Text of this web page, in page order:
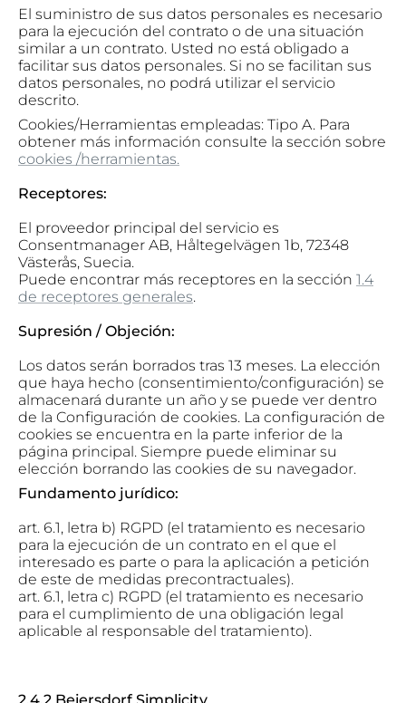
El suministro de sus datos personales es necesario
para la ejecución del contrato o de una situación
similar a un contrato. Usted no está obligado a
facilitar sus datos personales. Si no se facilitan sus
datos personales, no podrá utilizar el servicio
descrito.
Cookies/Herramientas empleadas: Tipo A. Para
obtener más información consulte la sección sobre
cookies /herramientas.
Receptores:
El proveedor principal del servicio es
Consentmanager AB, Håltegelvägen 1b, 72348
Västerås, Suecia.
Puede encontrar más receptores en la sección 1.4
de receptores generales.
Supresión / Objeción:
Los datos serán borrados tras 13 meses. La elección
que haya hecho (consentimiento/configuración) se
almacenará durante un año y se puede ver dentro
de la Configuración de cookies. La configuración de
cookies se encuentra en la parte inferior de la
página principal. Siempre puede eliminar su
elección borrando las cookies de su navegador.
Fundamento jurídico:
art. 6.1, letra b) RGPD (el tratamiento es necesario
para la ejecución de un contrato en el que el
interesado es parte o para la aplicación a petición
de este de medidas precontractuales).
art. 6.1, letra c) RGPD (el tratamiento es necesario
para el cumplimiento de una obligación legal
aplicable al responsable del tratamiento).